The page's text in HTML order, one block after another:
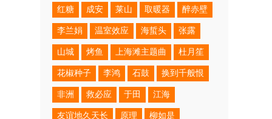
红糖 成安 莱山 取暖器 醉赤壁
李兰娟 温室效应 海蜇头 张露
山城 烤鱼 上海滩主题曲 杜月笙
花椒种子 李鸿 石鼓 换到千般恨
非洲 救必应 于田 江海
友谊地久天长 原理 柳如是